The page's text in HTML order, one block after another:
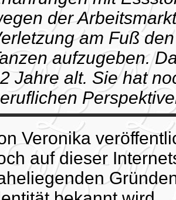
der
am Fuß
aufzugeben.
Jahre alt. Sie hat
Veronika
auf dieser